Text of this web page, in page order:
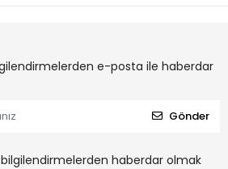
e-posta ile haberdar
Gönder
haberdar olmak